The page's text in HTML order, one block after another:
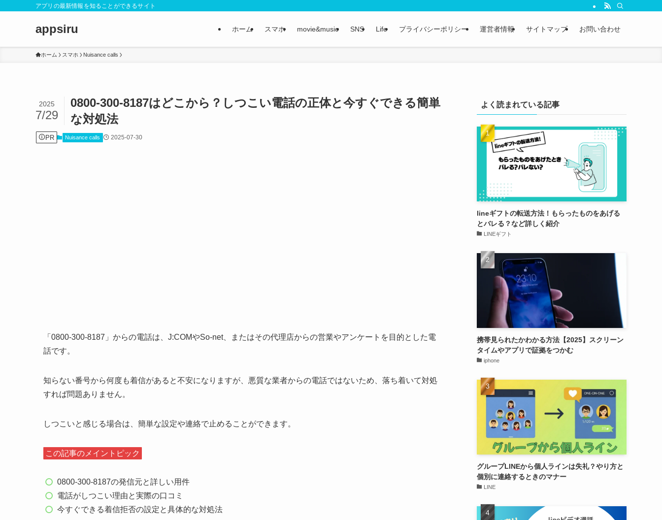
アプリの最新情報を知ることができるサイト
appsiru ホーム スマホ movie&music SNS Life プライバシーポリシー 運営者情報 サイトマップ お問い合わせ
ホーム スマホ Nuisance calls
0800-300-8187はどこから？しつこい電話の正体と今すぐできる簡単
な対処法
2025
7/29
PR Nuisance calls 2025-07-30
「0800-300-8187」からの電話は、J:COMやSo-net、またはその代理店からの営業やアンケートを目的とした電
話です。
知らない番号から何度も着信があると不安になりますが、悪質な業者からの電話ではないため、落ち着いて対処
すれば問題ありません。
しつこいと感じる場合は、簡単な設定や連絡で止めることができます。
この記事のメイントピック
0800-300-8187の発信元と詳しい用件
電話がしつこい理由と実際の口コミ
今すぐできる着信拒否の設定と具体的な対処法
よく読まれている記事
lineギフトの転送方法！もらったものをあげる
とバレる？など詳しく紹介
LINEギフト
携帯見られたかわかる方法【2025】スクリーン
タイムやアプリで証拠をつかむ
iphone
グループLINEから個人ラインは失礼？やり方と
個別に連絡するときのマナー
LINE